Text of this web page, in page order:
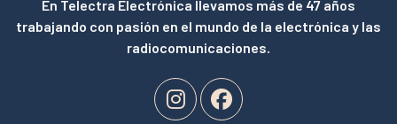
En Telectra Electrónica llevamos más de 47 años
trabajando con pasión en el mundo de la electrónica y las
radiocomunicaciones.